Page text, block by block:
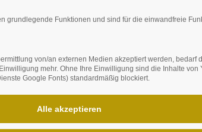
grundlegende Funktionen und sind für die einwandfreie
von/an externen Medien akzeptiert werden, bedarf
mehr. Ohne Ihre Einwilligung sind die Inhalte von
Google Fonts) standardmäßig blockiert.